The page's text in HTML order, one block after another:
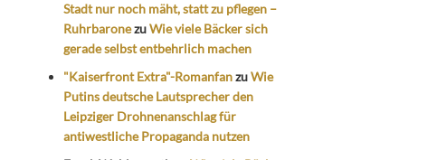
Stadt nur noch mäht, statt zu pflegen –
RuhrbaronezuWie viele Bäcker sich
gerade selbst entbehrlich machen
"Kaiserfront Extra"-RomanfanzuWie
Putins deutsche Lautsprecher den
Leipziger Drohnenanschlag für
antiwestliche Propaganda nutzen